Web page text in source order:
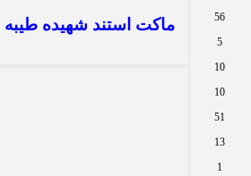
56
5
10
10
51
13
1
ماکت استند شهیده